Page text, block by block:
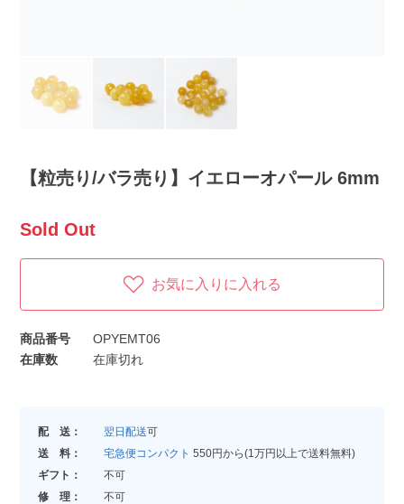
【粒売り/バラ売り】イエローオパール 6mm
Sold Out
お気に入りに入れる
商品番号
OPYEMT06
在庫数
在庫切れ
配 送： 翌日配送可
送 料：
宅急便コンパクト 550円から(1万円以上で送料無料)
ギフト：
不可
修 理：
不可